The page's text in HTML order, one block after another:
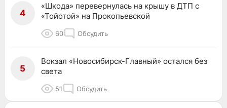
4
«Шкода» перевернулась на крышу в ДТП с
«Тойотой» на Прокопьевской
60 Обсудить
5
Вокзал «Новосибирск-Главный» остался без
света
51 Обсудить